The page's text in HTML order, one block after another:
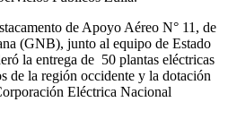
de Apoyo Aéreo N° 11, de
(GNB), junto al equipo de Estado
la entrega de 50 plantas eléctricas
de la región occidente y la dotación
Eléctrica Nacional